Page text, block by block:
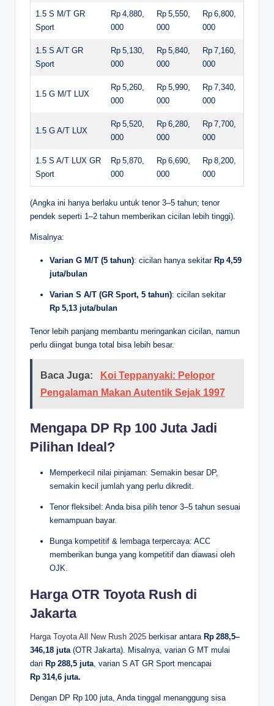
1.5 S M/T GR
Sport
Rp 4,880,
000
Rp 5,550,
000
Rp 6,800,
000
1.5 S A/T GR
Sport
Rp 5,130,
000
Rp 5,840,
000
Rp 7,160,
000
1.5 G M/T LUX
Rp 5,260,
000
Rp 5,990,
000
Rp 7,340,
000
1.5 G A/T LUX
Rp 5,520,
000
Rp 6,280,
000
Rp 7,700,
000
1.5 S A/T LUX GR
Sport
Rp 5,870,
000
Rp 6,690,
000
Rp 8,200,
000
(Angka ini hanya berlaku untuk tenor 3–5 tahun; tenor
pendek seperti 1–2 tahun memberikan cicilan lebih tinggi).
Misalnya:
Varian G M/T (5 tahun): cicilan hanya sekitar Rp 4,59
juta/bulan
Varian S A/T (GR Sport, 5 tahun): cicilan sekitar
Rp 5,13 juta/bulan
Tenor lebih panjang membantu meringankan cicilan, namun
perlu diingat bunga total bisa lebih besar.
Baca Juga:
Koi Teppanyaki: Pelopor
Pengalaman Makan Autentik Sejak 1997
Mengapa DP Rp 100 Juta Jadi
Pilihan Ideal?
Memperkecil nilai pinjaman: Semakin besar DP,
semakin kecil jumlah yang perlu dikredit.
Tenor fleksibel: Anda bisa pilih tenor 3–5 tahun sesuai
kemampuan bayar.
Bunga kompetitif & lembaga terpercaya: ACC
memberikan bunga yang kompetitif dan diawasi oleh
OJK.
Harga OTR Toyota Rush di
Jakarta
Harga Toyota All New Rush 2025 berkisar antara Rp 288,5–
346,18 juta(OTR Jakarta). Misalnya, varian G MT mulai
dari Rp 288,5 juta, varian S AT GR Sport mencapai
Rp 314,6 juta.
Dengan DP Rp 100 juta, Anda tinggal menanggung sisa